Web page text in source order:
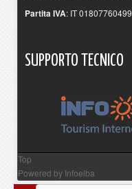
Partita IVA: IT 01807760499
SUPPORTO TECNICO
Top
Powered by Infoelba